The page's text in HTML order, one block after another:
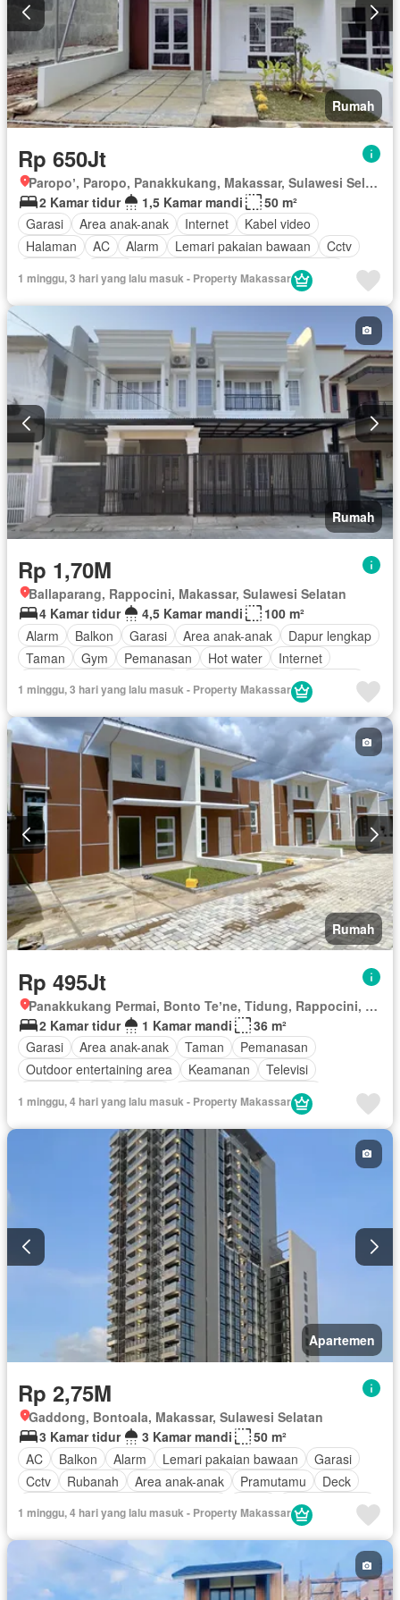
Rumah
Rp 650Jt
Paropoʼ, Paropo, Panakkukang, Makassar, Sulawesi Selatan
2 Kamar tidur
1,5 Kamar mandi
50 m²
Garasi
Area anak-anak Internet
Kabel video
Halaman
AC Alarm Lemari pakaian bawaan
Cctv
Akses bagi penyandang disabilitas
Dapur lengkap Perapian
Panggang
Interkom
Jacuzzi Ruang kantor
Pay TV access
Pemandangan panorama
Taman atap
Secure parking
Keamanan
Ruang layanan Telephone
Lapangan tenis
Teras
Televisi Keamanan 24 jam Air
Tangki air
Wifi
Tanpa perabotan
1 minggu, 3 hari yang lalu masuk - Property Makassar
Rumah
Rp 1,70M
Ballaparang, Rappocini, Makassar, Sulawesi Selatan
4 Kamar tidur
4,5 Kamar mandi
100 m²
Alarm
Balkon Garasi Area anak-anak
Dapur lengkap
Taman
Gym Pemanasan Hot water
Internet
Kabel video
Keamanan 24 jam
Rumah jaga
AC
Lemari pakaian bawaan
Pramutamu Cctv
Deck
Akses bagi penyandang disabilitas
Listrik
Dapur terpadu
Jacuzzi Pustaka Panggang
Ruang kantor
Pemandangan panorama
Pay TV access
Taman atap
Sauna
Secure parking Keamanan
Ruang layanan
Kolam renang
Telephone Teras Televisi
Air
Tangki air
Tanpa perabotan
1 minggu, 3 hari yang lalu masuk - Property Makassar
Rumah
Rp 495Jt
Panakkukang Permai, Bonto Teʼne, Tidung, Rappocini, Makassar, Sulawesi Selatan
2 Kamar tidur
1 Kamar mandi
36 m²
Garasi
Area anak-anak Taman
Pemanasan
Outdoor entertaining area
Keamanan
Televisi
Lemari pakaian bawaan
Cctv
Akses bagi penyandang disabilitas
Deck
Dapur lengkap
Panggang Rumah jaga Internet
Interkom
Hot water Ruang kantor
Pemandangan panorama
Taman atap
Ruang layanan
Telephone Lapangan tenis
Keamanan 24 jam
Kabel video Wifi Tangki air
Gas alam
Sebagian perabotan
1 minggu, 4 hari yang lalu masuk - Property Makassar
Apartemen
Rp 2,75M
Gaddong, Bontoala, Makassar, Sulawesi Selatan
3 Kamar tidur
3 Kamar mandi
50 m²
AC
Balkon Alarm Lemari pakaian bawaan
Garasi
Cctv
Rubanah Area anak-anak Pramutamu
Deck
Dapur lengkap
Fully fenced Taman
Panggang
Rumah jaga
Gym
Dapur terpadu
Interkom Internet Pustaka
Jacuzzi
Angkat
Gas alam
Ruang kantor
1 minggu, 4 hari yang lalu masuk - Property Makassar